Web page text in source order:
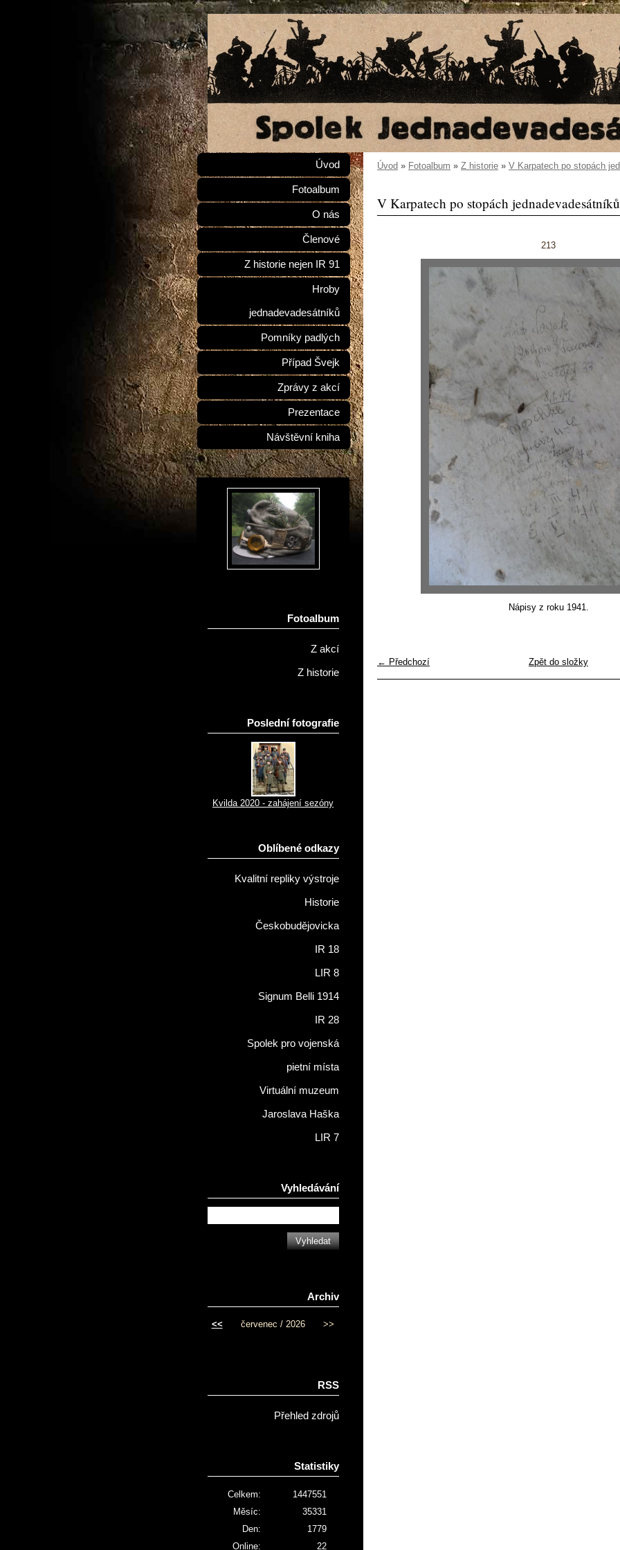
Úvod » Fotoalbum » Z historie » V Karpatech po stopách
V Karpatech po stopách jednadevadesátníků
213
Nápisy z roku 1941.
← Předchozí Zpět do složky
Úvod
Fotoalbum
O nás
Členové
Z historie nejen IR 91
Hroby
jednadevadesátníků
Pomníky padlých
Případ Švejk
Zprávy z akcí
Prezentace
Návštěvní kniha
Fotoalbum
Z akcí
Z historie
Poslední fotografie
Kvilda 2020 - zahájení sezóny
Oblíbené odkazy
Kvalitní repliky výstroje
Historie
Českobudějovicka
IR 18
LIR 8
Signum Belli 1914
IR 28
Spolek pro vojenská
pietní místa
Virtuální muzeum
Jaroslava Haška
LIR 7
Vyhledávání
Archiv
<< červenec / 2026 >>
RSS
Přehled zdrojů
Statistiky
Online: 22
Celkem:
1447551
Měsíc:
35331
Den:
1779